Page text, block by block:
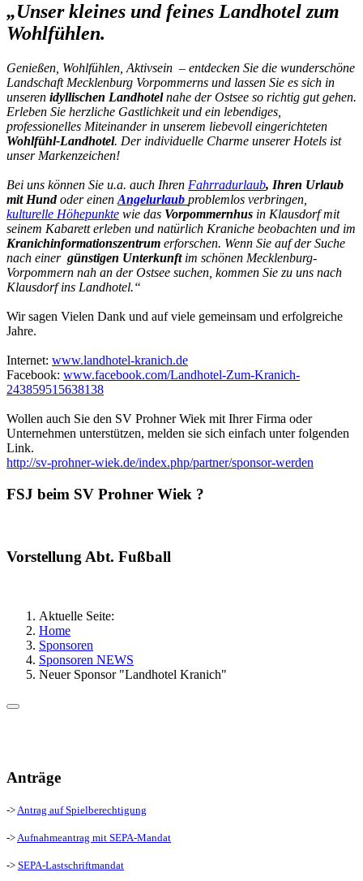
„Unser kleines und feines Landhotel zum
Wohlfühlen.
Genießen, Wohlfühlen, Aktivsein – entdecken Sie die wunderschöne
Landschaft Mecklenburg Vorpommerns und lassen Sie es sich in
unseren idyllischen Landhotelnahe der Ostsee so richtig gut gehen.
Erleben Sie herzliche Gastlichkeit und ein lebendiges,
professionelles Miteinander in unserem liebevoll eingerichteten
Wohlfühl-Landhotel. Der individuelle Charme unserer Hotels ist
unser Markenzeichen!
Bei uns können Sie u.a. auch Ihren Fahrradurlaub, Ihren Urlaub
mit Hundoder einen Angelurlaub problemlos verbringen,
kulturelle Höhepunkte wie das Vorpommernhus in Klausdorf mit
seinem Kabarett erleben und natürlich Kraniche beobachten und im
Kranichinformationszentrum erforschen. Wenn Sie auf der Suche
nach einer günstigen Unterkunft im schönen Mecklenburg-
Vorpommern nah an der Ostsee suchen, kommen Sie zu uns nach
Klausdorf ins Landhotel.“
Wir sagen Vielen Dank und auf viele gemeinsam und erfolgreiche
Jahre.
Internet: www.landhotel-kranich.de
Facebook: www.facebook.com/Landhotel-Zum-Kranich-
243859515638138
Wollen auch Sie den SV Prohner Wiek mit Ihrer Firma oder
Unternehmen unterstützen, melden sie sich einfach unter folgenden
Link.
http://sv-prohner-wiek.de/index.php/partner/sponsor-werden
FSJ beim SV Prohner Wiek ?
Vorstellung Abt. Fußball
Aktuelle Seite:
Home
Sponsoren
Sponsoren NEWS
Neuer Sponsor "Landhotel Kranich"
Anträge
-> Antrag auf Spielberechtigung
-> Aufnahmeantrag mit SEPA-Mandat
-> SEPA-Lastschriftmandat